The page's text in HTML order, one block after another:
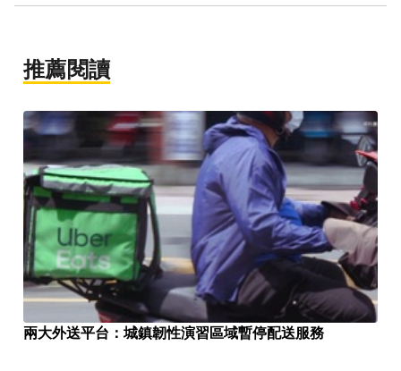
推薦閱讀
兩大外送平台：城鎮韌性演習區域暫停配送服務